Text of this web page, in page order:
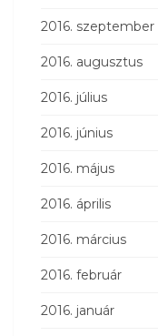
2016. szeptember
2016. augusztus
2016. július
2016. június
2016. május
2016. április
2016. március
2016. február
2016. január